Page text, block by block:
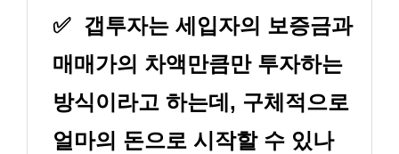
✅ 갭투자는 세입자의 보증금과
매매가의 차액만큼만 투자하는
방식이라고 하는데, 구체적으로
얼마의 돈으로 시작할 수 있나